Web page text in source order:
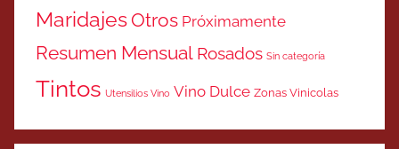
MaridajesOtros Próximamente
Resumen Mensual Rosados Sin categoría
Tintos Utensilios Vino Vino Dulce Zonas Vinicolas